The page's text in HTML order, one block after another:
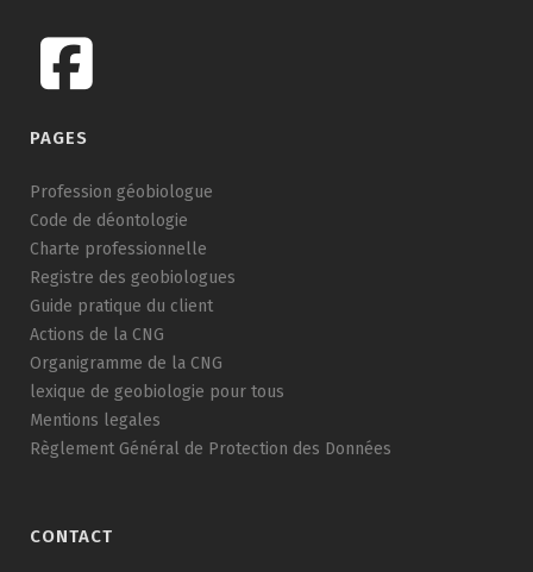
PAGES
Profession géobiologue
Code de déontologie
Charte professionnelle
Registre des geobiologues
Guide pratique du client
Actions de la CNG
Organigramme de la CNG
lexique de geobiologie pour tous
Mentions legales
Règlement Général de Protection des Données
CONTACT